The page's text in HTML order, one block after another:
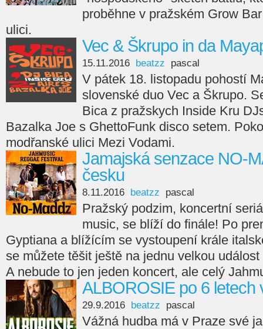
proběhne v pražském Grow
ulici.
Vec & Škrupo in da
15.11.2016 beatzz pascal
V pátek 18. listopadu pohostí
slovenské duo Vec a Škrupo.
Bica z pražskych Inside Kru
Bazalka Joe s GhettoFunk disco setem.
modřanské ulici Mezi Vodami.
Jamajská senzace NO-
česku
8.11.2016 beatzz pascal
Pražský podzim, koncertní
music, se blíží do finále! Po
Gyptiana a blížícím se vystoupení krále
se můžete těšit ještě na jednu velkou
A nebude to jen jeden koncert, ale celý
ALBOROSIE po 6 letech
29.9.2016 beatzz pascal
Vážná hudba má v Praze své